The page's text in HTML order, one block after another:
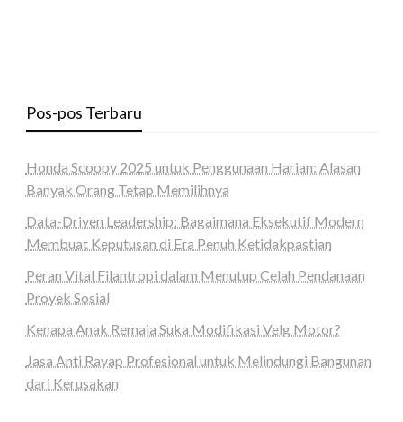
Pos-pos Terbaru
Honda Scoopy 2025 untuk Penggunaan Harian: Alasan
Banyak Orang Tetap Memilihnya
Data-Driven Leadership: Bagaimana Eksekutif Modern
Membuat Keputusan di Era Penuh Ketidakpastian
Peran Vital Filantropi dalam Menutup Celah Pendanaan
Proyek Sosial
Kenapa Anak Remaja Suka Modifikasi Velg Motor?
Jasa Anti Rayap Profesional untuk Melindungi Bangunan
dari Kerusakan